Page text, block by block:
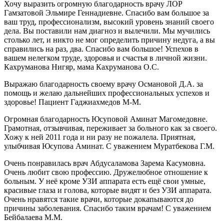
Хочу выразить огромную благодарность врачу ЛОР
Гамзатовой Эльмире Геннадиевне. Спасибо вам большое за
ваш труд, профессионализм, высокий уровень знаний своего
дела. Вы поставили нам диагноз и вылечили. Мы мучились
столько лет, и никто не мог определить причину недуга, а вы
справились на раз, два. Спасибо вам большое! Успехов в
вашем нелегком труде, здоровья и счастья в личной жизни.
Кахруманова Нигяр, мама Кахруманова О.С.
Выражаю благодарность своему врачу Османовой Д.А. за
помощь и желаю дальнейших профессиональных успехов и
здоровье! Пациент Гаджиахмедов М-М.
Огромная благодарность Юсуповой Аминат Магомедовне.
Грамотная, отзывчивая, переживает за больного как за своего.
Хожу к ней 2011 года и ни разу не пожалела. Приятная,
улыбчивая Юсупова Аминат. С уважением Муратбекова Г.М.
Очень понравилась врач Абдусаламова Зарема Касумовна.
Очень любит свою профессию. Дружелюбное отношение к
больным. У неё кроме УЗИ аппарата есть ещё свои умные,
красивые глаза и голова, которые видят и без УЗИ аппарата.
Очень нравятся такие врачи, которые докапываются до
причины заболевания. Спасибо таким врачам! С уважением
Бейбалаева М.М.